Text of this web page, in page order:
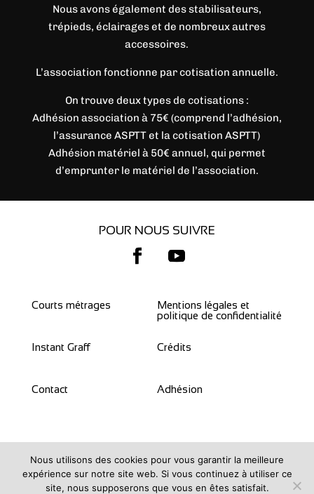
Nous avons également des stabilisateurs,
trépieds, éclairages et de nombreux autres
accessoires.
L’association fonctionne par cotisation annuelle.
On trouve deux types de cotisations :
Adhésion association à 75€ (comprend l’adhésion,
l’assurance ASPTT et la cotisation ASPTT)
Adhésion matériel à 50€ annuel, qui permet
d’emprunter le matériel de l’association.
POUR NOUS SUIVRE
Courts métrages
Instant Graff
Contact
Mentions légales et
politique de confidentialité
Crédits
Adhésion
Copyright 2023 – Alsaclap.fr
Nous utilisons des cookies pour vous garantir la meilleure
expérience sur notre site web. Si vous continuez à utiliser ce
site, nous supposerons que vous en êtes satisfait.